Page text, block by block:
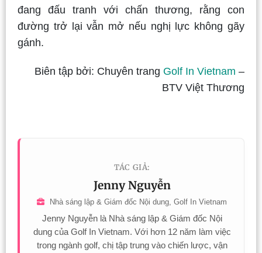
đang đấu tranh với chấn thương, rằng con
đường trở lại vẫn mở nếu nghị lực không gãy
gánh.
Biên tập bởi: Chuyên trang Golf In Vietnam –
BTV Việt Thương
TÁC GIẢ:
Jenny Nguyễn
Nhà sáng lập & Giám đốc Nội dung, Golf In Vietnam
Jenny Nguyễn là Nhà sáng lập & Giám đốc Nội
dung của Golf In Vietnam. Với hơn 12 năm làm việc
trong ngành golf, chị tập trung vào chiến lược, vận